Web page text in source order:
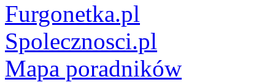
Furgonetka.pl
Spolecznosci.pl
Mapa poradników